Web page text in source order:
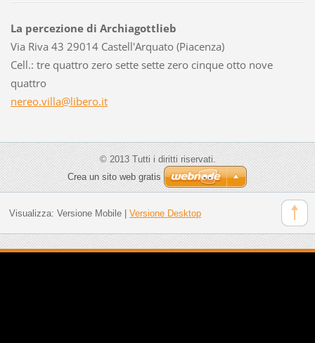
La percezione di Archiagottlieb
Via Riva 43 29014 Castell'Arquato (Piacenza)
Cell.: tre quattro zero sette sette zero cinque otto nove
quattro
nereo.villa@libero.it
© 2013 Tutti i diritti riservati.
Crea un sito web gratis
Visualizza: Versione Mobile| Versione Desktop